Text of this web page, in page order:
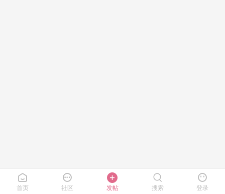
首页 社区 发帖 搜索 登录